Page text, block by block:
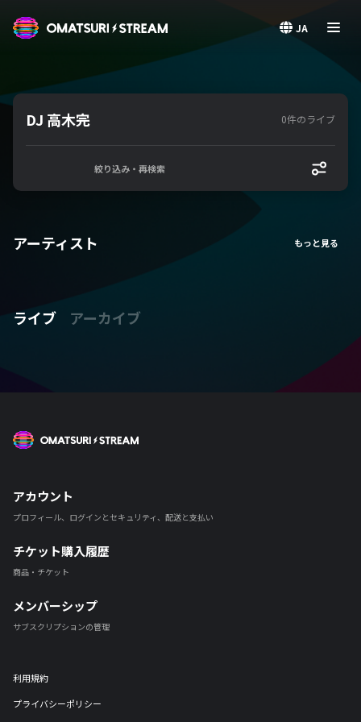
JA
DJ 高木完 0件のライブ
絞り込み・再検索
アーティスト
ライブ アーカイブ
アカウント
プロフィール、ログインとセキュリティ、配送と支払い
チケット購入履歴
商品・チケット
メンバーシップ
サブスクリプションの管理
利用規約
プライバシーポリシー